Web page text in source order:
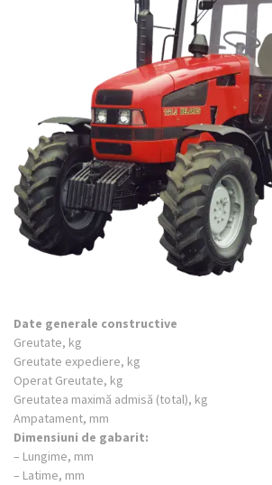
Date generale constructive
Greutate, kg
Greutate expediere, kg
Operat Greutate, kg
Greutatea maximă admisă (total), kg
Ampatament, mm
Dimensiuni de gabarit:
– Lungime, mm
– Latime, mm